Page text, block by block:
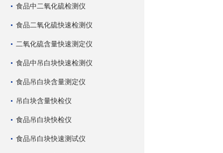
食品中二氧化硫检测仪
食品二氧化硫快速检测仪
二氧化硫含量快速测定仪
食品中吊白块快速检测仪
食品吊白块含量测定仪
吊白块含量快检仪
食品吊白块快检仪
食品吊白块快速测试仪